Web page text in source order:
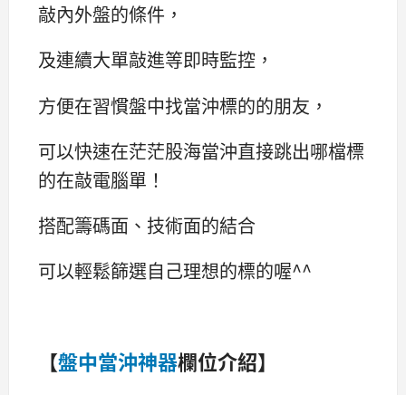
敲內外盤的條件，
及連續大單敲進等即時監控，
方便在習慣盤中找當沖標的的朋友，
可以快速在茫茫股海當沖直接跳出哪檔標
的在敲電腦單！
搭配籌碼面、技術面的結合
可以輕鬆篩選自己理想的標的喔^^
【盤中當沖神器欄位介紹】